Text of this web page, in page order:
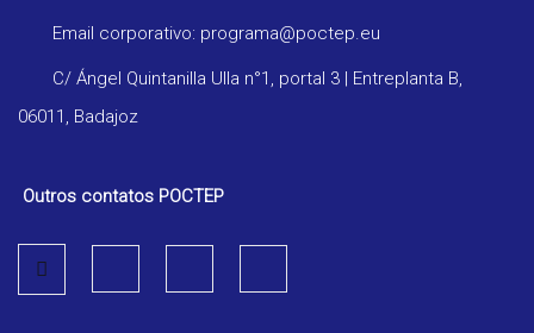
Email corporativo: programa@poctep.eu
C/ Ángel Quintanilla Ulla n°1, portal 3 | Entreplanta B,
06011, Badajoz
Outros contatos POCTEP